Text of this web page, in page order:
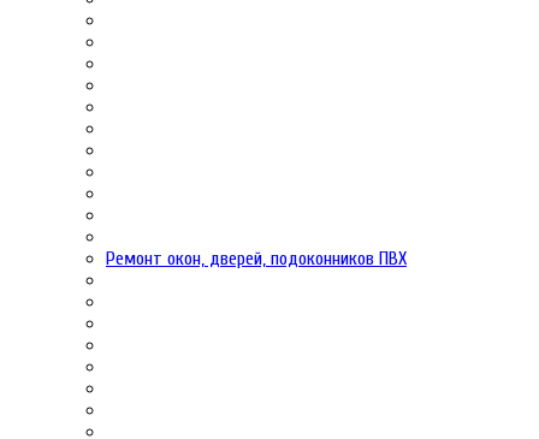
Ремонт окон, дверей, подоконников ПВХ